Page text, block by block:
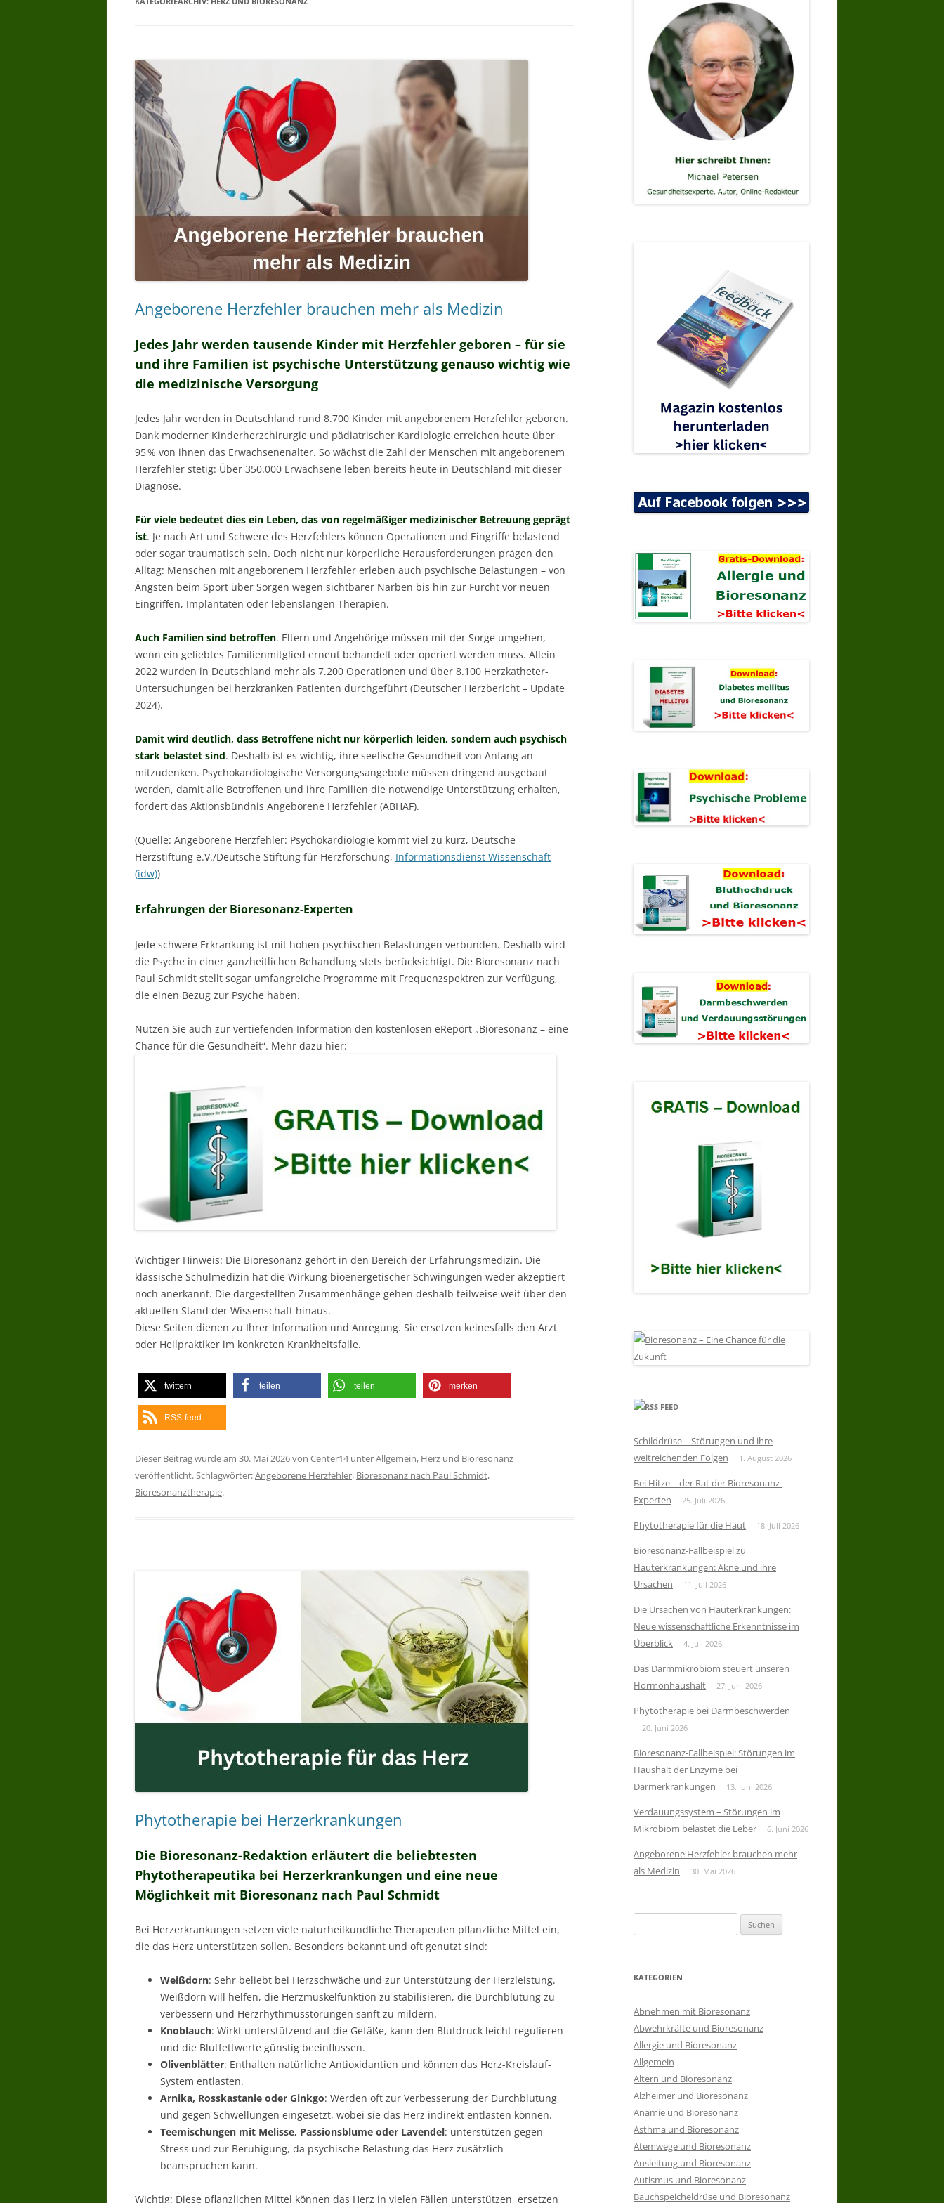
BIORESONANZTHERAPIE ANBIETEN
BIORESONANZ WER HAT
ERFAHRUNG
BIORESONANZ WAS WIRD
GEMACHT –
BIORESONANZTHERAPIE WIE
BIORESONANZTHERAPIE GIBT ES
WIRKSAMKEITSNACHWEISE
Angeborene Herzfehler brauchen mehr als Medizin
Jedes Jahr werden tausende Kinder mit Herzfehler geboren – für sie
und ihre Familien ist psychische Unterstützung genauso wichtig wie
die medizinische Versorgung
Jedes Jahr werden in Deutschland rund 8.700 Kinder mit angeborenem Herzfehler geboren.
Dank moderner Kinderherzchirurgie und pädiatrischer Kardiologie erreichen heute über
95 % von ihnen das Erwachsenenalter. So wächst die Zahl der Menschen mit angeborenem
Herzfehler stetig: Über 350.000 Erwachsene leben bereits heute in Deutschland mit dieser
Diagnose.
Für viele bedeutet dies ein Leben, das von regelmäßiger medizinischer Betreuung geprägt
ist. Je nach Art und Schwere des Herzfehlers können Operationen und Eingriffe belastend
oder sogar traumatisch sein. Doch nicht nur körperliche Herausforderungen prägen den
Alltag: Menschen mit angeborenem Herzfehler erleben auch psychische Belastungen – von
Ängsten beim Sport über Sorgen wegen sichtbarer Narben bis hin zur Furcht vor neuen
Eingriffen, Implantaten oder lebenslangen Therapien.
Auch Familien sind betroffen. Eltern und Angehörige müssen mit der Sorge umgehen,
wenn ein geliebtes Familienmitglied erneut behandelt oder operiert werden muss. Allein
2022 wurden in Deutschland mehr als 7.200 Operationen und über 8.100 Herzkatheter-
Untersuchungen bei herzkranken Patienten durchgeführt (Deutscher Herzbericht – Update
2024).
Damit wird deutlich, dass Betroffene nicht nur körperlich leiden, sondern auch psychisch
stark belastet sind. Deshalb ist es wichtig, ihre seelische Gesundheit von Anfang an
mitzudenken. Psychokardiologische Versorgungsangebote müssen dringend ausgebaut
werden, damit alle Betroffenen und ihre Familien die notwendige Unterstützung erhalten,
fordert das Aktionsbündnis Angeborene Herzfehler (ABHAF).
(Quelle: Angeborene Herzfehler: Psychokardiologie kommt viel zu kurz, Deutsche
Herzstiftung e.V./Deutsche Stiftung für Herzforschung, Informationsdienst Wissenschaft
(idw))
Erfahrungen der Bioresonanz-Experten
Jede schwere Erkrankung ist mit hohen psychischen Belastungen verbunden. Deshalb wird
die Psyche in einer ganzheitlichen Behandlung stets berücksichtigt. Die Bioresonanz nach
Paul Schmidt stellt sogar umfangreiche Programme mit Frequenzspektren zur Verfügung,
die einen Bezug zur Psyche haben.
Nutzen Sie auch zur vertiefenden Information den kostenlosen eReport „Bioresonanz – eine
Chance für die Gesundheit“. Mehr dazu hier:
Wichtiger Hinweis: Die Bioresonanz gehört in den Bereich der Erfahrungsmedizin. Die
klassische Schulmedizin hat die Wirkung bioenergetischer Schwingungen weder akzeptiert
noch anerkannt. Die dargestellten Zusammenhänge gehen deshalb teilweise weit über den
aktuellen Stand der Wissenschaft hinaus.
Diese Seiten dienen zu Ihrer Information und Anregung. Sie ersetzen keinesfalls den Arzt
oder Heilpraktiker im konkreten Krankheitsfalle.
twittern teilen teilen merken
RSS-feed
Dieser Beitrag wurde am 30. Mai 2026von Center14unterAllgemein, Herz und Bioresonanz
veröffentlicht. Schlagwörter:Angeborene Herzfehler, Bioresonanz nach Paul Schmidt,
Bioresonanztherapie.
Phytotherapie bei Herzerkrankungen
Die Bioresonanz-Redaktion erläutert die beliebtesten
Phytotherapeutika bei Herzerkrankungen und eine neue
Möglichkeit mit Bioresonanz nach Paul Schmidt
Bei Herzerkrankungen setzen viele naturheilkundliche Therapeuten pflanzliche Mittel ein,
die das Herz unterstützen sollen. Besonders bekannt und oft genutzt sind:
Weißdorn: Sehr beliebt bei Herzschwäche und zur Unterstützung der Herzleistung.
Weißdorn will helfen, die Herzmuskelfunktion zu stabilisieren, die Durchblutung zu
verbessern und Herzrhythmusstörungen sanft zu mildern.
Knoblauch: Wirkt unterstützend auf die Gefäße, kann den Blutdruck leicht regulieren
und die Blutfettwerte günstig beeinflussen.
Olivenblätter: Enthalten natürliche Antioxidantien und können das Herz-Kreislauf-
System entlasten.
Arnika, Rosskastanie oder Ginkgo: Werden oft zur Verbesserung der Durchblutung
und gegen Schwellungen eingesetzt, wobei sie das Herz indirekt entlasten können.
Teemischungen mit Melisse, Passionsblume oder Lavendel: unterstützen gegen
Stress und zur Beruhigung, da psychische Belastung das Herz zusätzlich
beanspruchen kann.
Wichtig: Diese pflanzlichen Mittel können das Herz in vielen Fällen unterstützen, ersetzen
FEED
Schilddrüse – Störungen und ihre
weitreichenden Folgen
1. August 2026
Bei Hitze – der Rat der Bioresonanz-
Experten
25. Juli 2026
Phytotherapie für die Haut 18. Juli 2026
Bioresonanz-Fallbeispiel zu
Hauterkrankungen: Akne und ihre
Ursachen
11. Juli 2026
Die Ursachen von Hauterkrankungen:
Neue wissenschaftliche Erkenntnisse im
Überblick
4. Juli 2026
Das Darmmikrobiom steuert unseren
Hormonhaushalt
27. Juni 2026
Phytotherapie bei Darmbeschwerden
20. Juni 2026
Bioresonanz-Fallbeispiel: Störungen im
Haushalt der Enzyme bei
Darmerkrankungen
13. Juni 2026
Verdauungssystem – Störungen im
Mikrobiom belastet die Leber
6. Juni 2026
Angeborene Herzfehler brauchen mehr
als Medizin
30. Mai 2026
nach:
KATEGORIEN
Abnehmen mit Bioresonanz
Abwehrkräfte und Bioresonanz
Allergie und Bioresonanz
Allgemein
Altern und Bioresonanz
Alzheimer und Bioresonanz
Anämie und Bioresonanz
Asthma und Bioresonanz
Atemwege und Bioresonanz
Ausleitung und Bioresonanz
Autismus und Bioresonanz
Bauchspeicheldrüse und Bioresonanz